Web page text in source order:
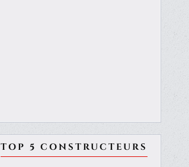
TOP 5 CONSTRUCTEURS